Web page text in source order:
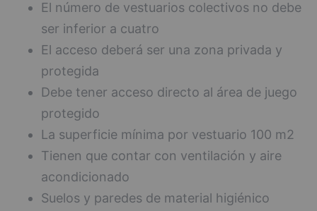
El número de vestuarios colectivos no debe
ser inferior a cuatro
El acceso deberá ser una zona privada y
protegida
Debe tener acceso directo al área de juego
protegido
La superficie mínima por vestuario 100 m2
Tienen que contar con ventilación y aire
acondicionado
Suelos y paredes de material higiénico